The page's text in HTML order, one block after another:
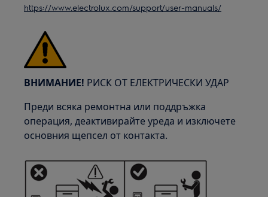
https://www.electrolux.com/support/user-manuals/
ВНИМАНИЕ! РИСК ОТ ЕЛЕКТРИЧЕСКИ УДАР
Преди всяка ремонтна или поддръжка
операция, деактивирайте уреда и изключете
основния щепсел от контакта.